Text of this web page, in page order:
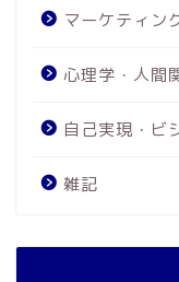
マーケティン
心理学・人間
自己実現・ビ
雑記